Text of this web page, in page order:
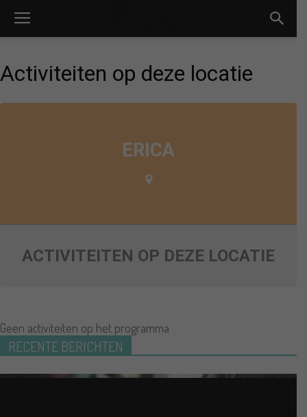
Activiteiten op deze locatie
ERICA
ACTIVITEITEN OP DEZE LOCATIE
Geen activiteiten op het programma
RECENTE BERICHTEN